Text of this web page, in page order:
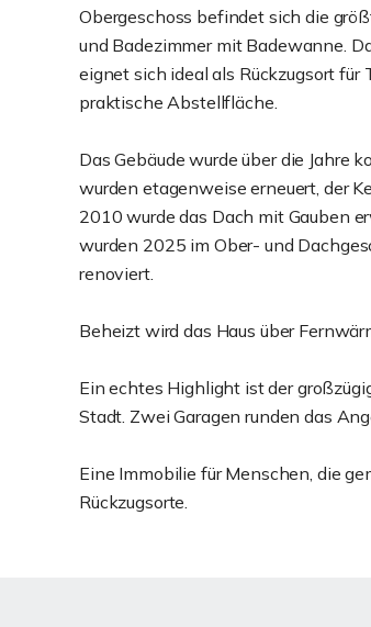
Obergeschoss befindet sich die
und Badezimmer mit Badewanne.
eignet sich ideal als Rückzugsort für
praktische Abstellfläche.
Das Gebäude wurde über die Jahre
wurden etagenweise erneuert, der
2010 wurde das Dach mit Gauben
wurden 2025 im Ober- und
renoviert.
Beheizt wird das Haus über
Ein echtes Highlight ist der
Stadt. Zwei Garagen runden das
Eine Immobilie für Menschen, die
Rückzugsorte.